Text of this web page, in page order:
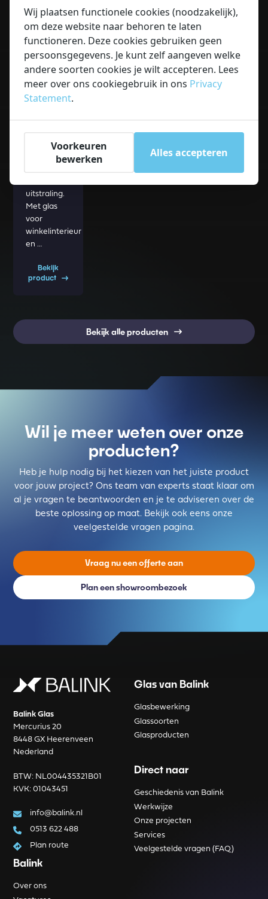
Glazen
winkelinterieur
Maak van
een
ruimte of
een
historisch
uitstraling.
Met glas
voor
winkelinterieur
en …
Bekijk
product
Bekijk alle producten
Wil je meer weten over onze
producten?
Heb je hulp nodig bij het kiezen van het juiste product
voor jouw project? Ons team van experts staat klaar om
al je vragen te beantwoorden en je te adviseren over de
beste oplossing op maat. Bekijk ook eens onze
veelgestelde vragen pagina.
Vraag nu een offerte aan
Plan een showroombezoek
Balink Glas
Mercurius 20
8448 GX Heerenveen
Nederland
BTW: NL004435321B01
KVK: 01043451
info@balink.nl
0513 622 488
Plan route
Glas van Balink
Glasbewerking
Glassoorten
Glasproducten
Direct naar
Geschiedenis van Balink
Werkwijze
Onze projecten
Services
Veelgestelde vragen (FAQ)
Balink
Over ons
Wij plaatsen functionele cookies (noodzakelijk),
om deze website naar behoren te laten
functioneren. Deze cookies gebruiken geen
persoonsgegevens. Je kunt zelf aangeven welke
andere soorten cookies je wilt accepteren. Lees
meer over ons cookiegebruik in ons Privacy
Statement.
Voorkeuren
bewerken
Alles accepteren